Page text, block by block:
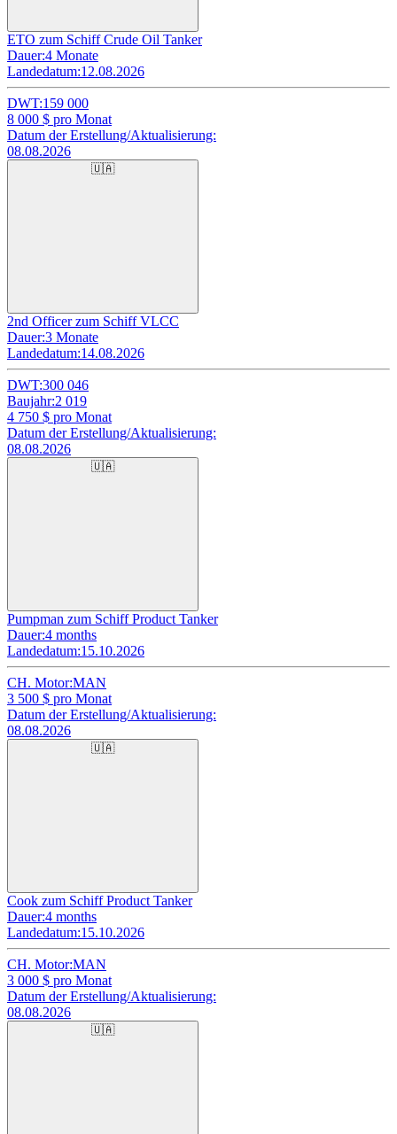
ETO zum Schiff Crude Oil Tanker
Dauer:4 Monate
Landedatum:12.08.2026
DWT:159 000
8 000 $ pro Monat
Datum der Erstellung/Aktualisierung:
08.08.2026
🇺🇦
2nd Officer zum Schiff VLCC
Dauer:3 Monate
Landedatum:14.08.2026
DWT:300 046
Baujahr:2 019
4 750 $ pro Monat
Datum der Erstellung/Aktualisierung:
08.08.2026
🇺🇦
Pumpman zum Schiff Product Tanker
Dauer:4 months
Landedatum:15.10.2026
CH. Motor:MAN
3 500 $ pro Monat
Datum der Erstellung/Aktualisierung:
08.08.2026
🇺🇦
Cook zum Schiff Product Tanker
Dauer:4 months
Landedatum:15.10.2026
CH. Motor:MAN
3 000 $ pro Monat
Datum der Erstellung/Aktualisierung:
08.08.2026
🇺🇦